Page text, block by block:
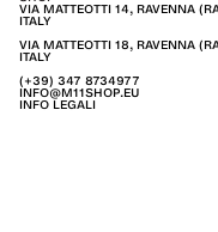
VIA MATTEOTTI 14, RAVENNA
ITALY
VIA MATTEOTTI 18, RAVENNA
ITALY
(+39) 347 8734977
INFO@M11SHOP.EU
INFO LEGALI